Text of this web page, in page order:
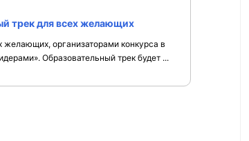
трек для всех желающих
организаторами конкурса в
Образовательный трек будет ...